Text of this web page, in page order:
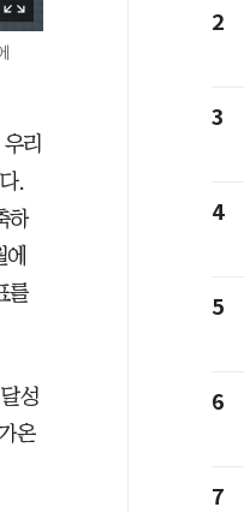
리
.
하
에
를
성
온
2
3
4
5
6
7